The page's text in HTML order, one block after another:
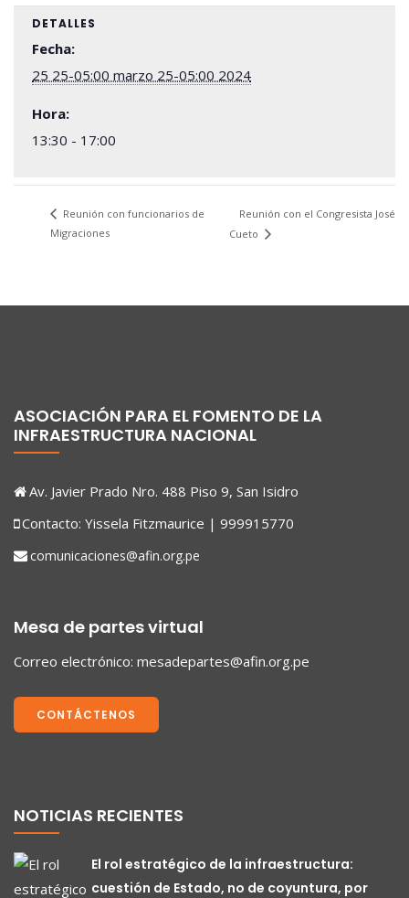
DETALLES
Fecha:
25 25-05:00 marzo 25-05:00 2024
Hora:
13:30 - 17:00
Reunión con funcionarios de
Migraciones
Reunión con el Congresista José
Cueto
ASOCIACIÓN PARA EL FOMENTO DE LA
INFRAESTRUCTURA NACIONAL
Av. Javier Prado Nro. 488 Piso 9, San Isidro
Contacto: Yissela Fitzmaurice | 999915770
comunicaciones@afin.org.pe
Mesa de partes virtual
Correo electrónico: mesadepartes@afin.org.pe
CONTÁCTENOS
NOTICIAS RECIENTES
El rol estratégico de la infraestructura:
cuestión de Estado, no de coyuntura, por